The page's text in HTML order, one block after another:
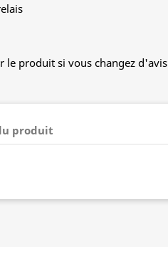
le produit si vous changez d'avis
produit